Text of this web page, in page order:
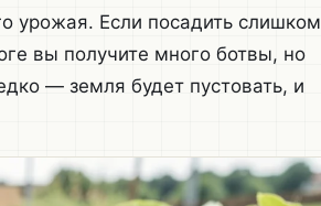
урожая. Если посадить слишком
вы получите много ботвы, но
— земля будет пустовать, и